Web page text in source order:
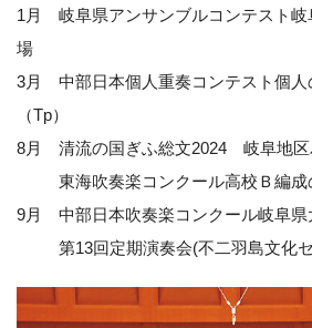
1月 岐阜県アンサンブルコンテスト
場
3月 中部日本個人重奏コンテスト個
（Tp）
8月 清流の国ぎふ総文2024 岐阜地区
東海吹奏楽コンクール高校Ｂ編
9月 中部日本吹奏楽コンクール岐阜県
第13回定期演奏会(不二羽島文化セ